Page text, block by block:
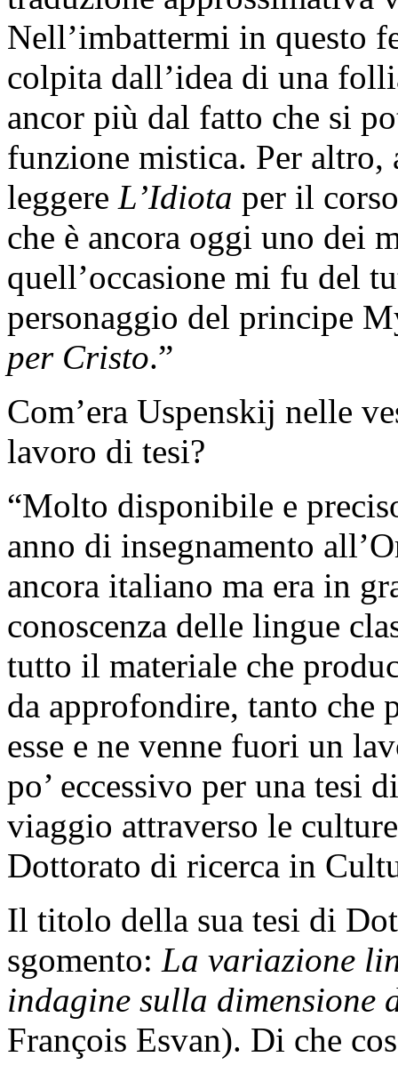
Nell’imbattermi in questo
colpita dall’idea di una
ancor più dal fatto che si
funzione mistica. Per altro,
leggere L’Idiota per il
che è ancora oggi uno dei
quell’occasione mi fu del
personaggio del principe
per Cristo.”
Com’era Uspenskij nelle
lavoro di tesi?
“Molto disponibile e
anno di insegnamento
ancora italiano ma era in
conoscenza delle lingue
tutto il materiale che
da approfondire, tanto che
esse e ne venne fuori un
po’ eccessivo per una tesi
viaggio attraverso le
Dottorato di ricerca in
Il titolo della sua tesi di
sgomento: La variazione
indagine sulla dimensione
François Esvan). Di che